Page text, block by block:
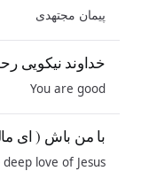
پیمان مجتهدی
خداوند نیکویی
You are good
با من باش ( ای
love of Jesus